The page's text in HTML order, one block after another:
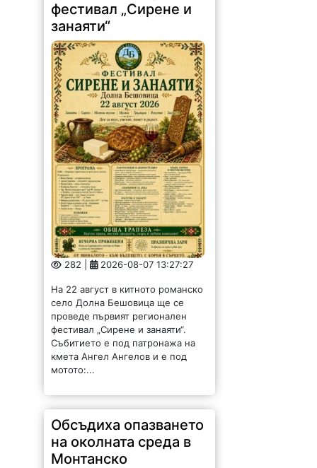
фестивал „Сирене и
занаяти“
282 | 2026-08-07 13:27:27
На 22 август в китното романско
село Долна Бешовица ще се
проведе първият регионален
фестивал „Сирене и занаяти“.
Събитието е под патронажа на
кмета Ангел Ангелов и е под
мотото:...
Обсъдиха опазването
на околната среда в
Монтанско